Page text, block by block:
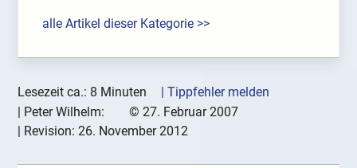
alle Artikel dieser Kategorie >>
Lesezeit ca.: 8 Minuten
| Tippfehler melden
| Peter Wilhelm: © 27. Februar 2007
| Revision:26. November 2012